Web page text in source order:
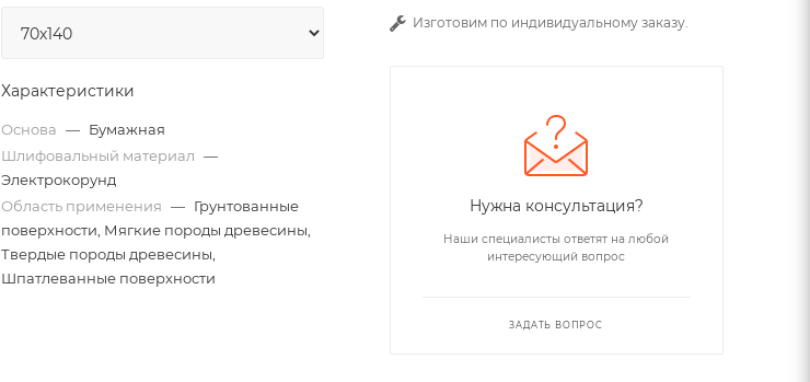
Характеристики
Основа — Бумажная
Шлифовальный материал —
Электрокорунд
Область применения — Грунтованные
поверхности, Мягкие породы древесины,
Твердые породы древесины,
Шпатлеванные поверхности
Изготовим по индивидуальному заказу.
Нужна консультация?
Наши специалисты ответят на любой
интересующий вопрос
ЗАДАТЬ ВОПРОС